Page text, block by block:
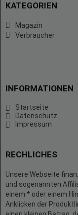
KATEGORIEN
Magazin
Verbraucher
INFORMATIONEN
Startseite
Datenschutz
Impressum
RECHLICHES
Unsere Webseite
und sogenannten
einem * oder einem
Anklicken der